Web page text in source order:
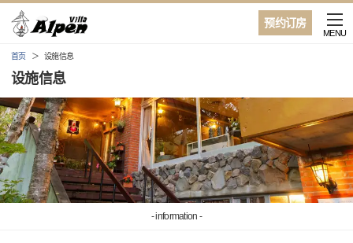
预约订房
MENU
首页 设施信息
设施信息
- information -